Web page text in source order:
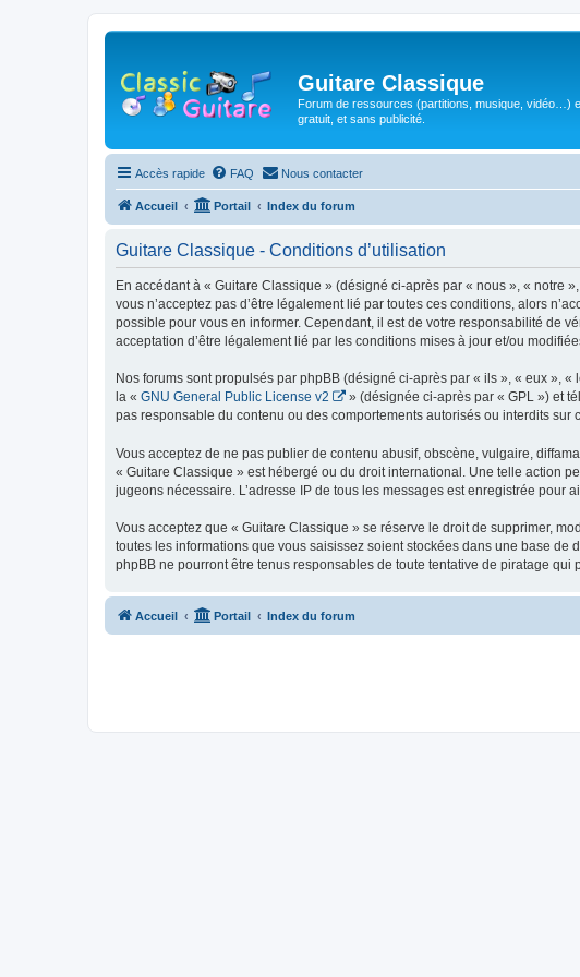
Guitare Classique
Forum de ressources (partitions, musique, vidéo…)
gratuit, et sans publicité.
Accès rapide FAQ Nous contacter
Accueil Portail Index du forum
Guitare Classique - Conditions d’utilisation
En accédant à « Guitare Classique » (désigné ci-après par « nous », « notre
vous n’acceptez pas d’être légalement lié par toutes ces conditions, alors
possible pour vous en informer. Cependant, il est de votre responsabilité de
acceptation d’être légalement lié par les conditions mises à jour et/ou
Nos forums sont propulsés par phpBB (désigné ci-après par « ils », « eux »,
la « GNU General Public License v2 » (désignée ci-après par « GPL ») et
pas responsable du contenu ou des comportements autorisés ou interdits
Vous acceptez de ne pas publier de contenu abusif, obscène, vulgaire,
« Guitare Classique » est hébergé ou du droit international. Une telle action
jugeons nécessaire. L’adresse IP de tous les messages est enregistrée pour
Vous acceptez que « Guitare Classique » se réserve le droit de supprimer,
toutes les informations que vous saisissez soient stockées dans une base
phpBB ne pourront être tenus responsables de toute tentative de piratage qui
Accueil Portail Index du forum